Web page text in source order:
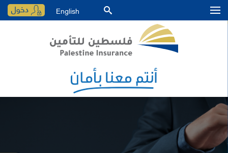
English دخول